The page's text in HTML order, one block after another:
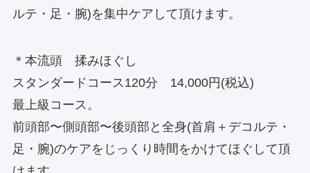
ルテ・足・腕)を集中ケアして頂けます。
＊本流頭 揉みほぐし
スタンダードコース120分 14,000円(税込)
最上級コース。
前頭部〜側頭部〜後頭部と全身(首肩＋デコルテ・
足・腕)のケアをじっくり時間をかけてほぐして頂